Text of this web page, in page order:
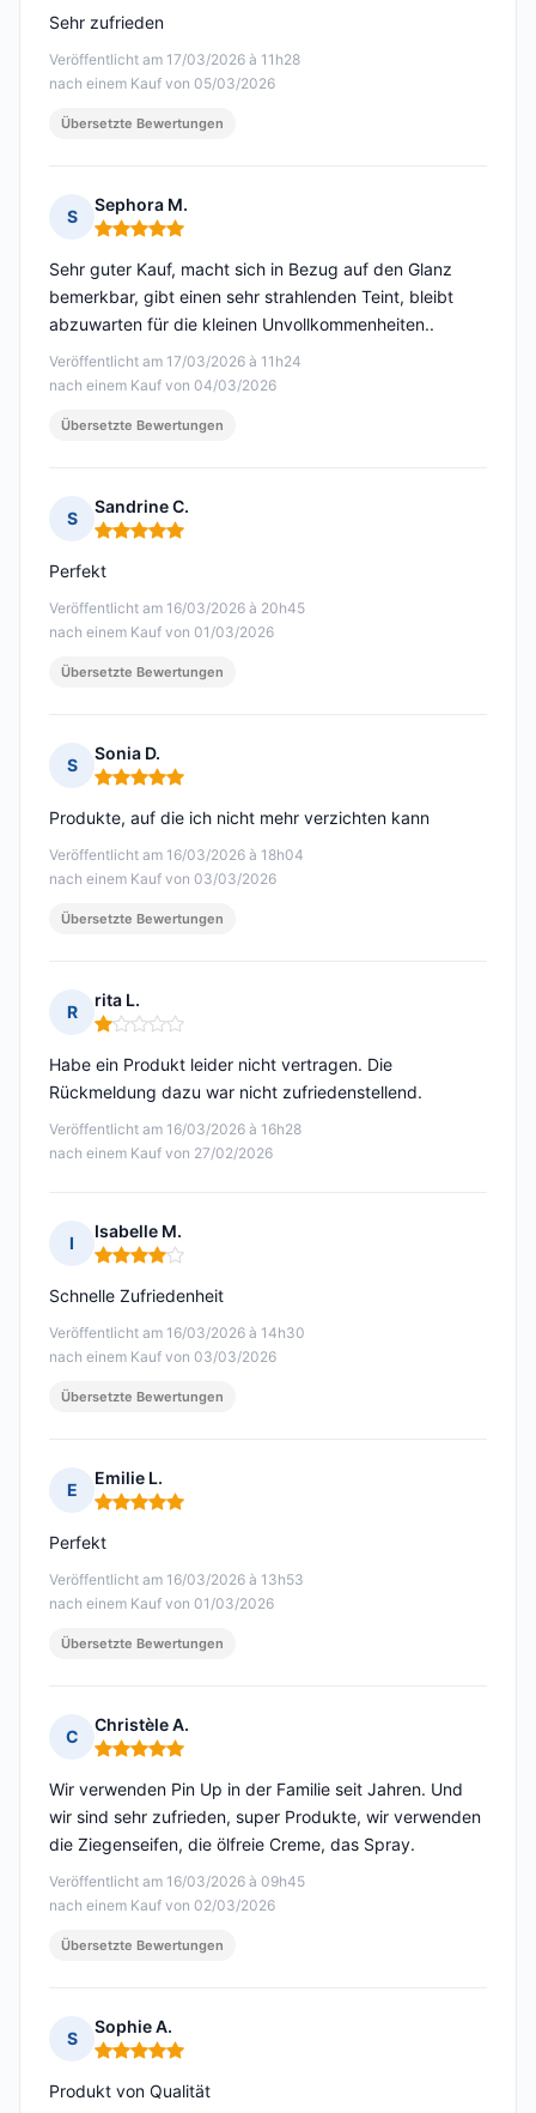
Veröffentlicht am 17/03/2026 à 11h28
nach einem Kauf von 05/03/2026
Sehr zufrieden
Übersetzte Bewertungen
S
Sephora M.
Hinweis: 5 von 5
Veröffentlicht am 17/03/2026 à 11h24
nach einem Kauf von 04/03/2026
Sehr guter Kauf, macht sich in Bezug auf den Glanz
bemerkbar, gibt einen sehr strahlenden Teint, bleibt
abzuwarten für die kleinen Unvollkommenheiten..
Übersetzte Bewertungen
S
Sandrine C.
Hinweis: 5 von 5
Veröffentlicht am 16/03/2026 à 20h45
nach einem Kauf von 01/03/2026
Perfekt
Übersetzte Bewertungen
S
Sonia D.
Hinweis: 5 von 5
Veröffentlicht am 16/03/2026 à 18h04
nach einem Kauf von 03/03/2026
Produkte, auf die ich nicht mehr verzichten kann
Übersetzte Bewertungen
R
rita L.
Hinweis: 1 von 5
Veröffentlicht am 16/03/2026 à 16h28
nach einem Kauf von 27/02/2026
Habe ein Produkt leider nicht vertragen. Die
Rückmeldung dazu war nicht zufriedenstellend.
I
Isabelle M.
Hinweis: 4 von 5
Veröffentlicht am 16/03/2026 à 14h30
nach einem Kauf von 03/03/2026
Schnelle Zufriedenheit
Übersetzte Bewertungen
E
Emilie L.
Hinweis: 5 von 5
Veröffentlicht am 16/03/2026 à 13h53
nach einem Kauf von 01/03/2026
Perfekt
Übersetzte Bewertungen
C
Christèle A.
Hinweis: 5 von 5
Veröffentlicht am 16/03/2026 à 09h45
nach einem Kauf von 02/03/2026
Wir verwenden Pin Up in der Familie seit Jahren. Und
wir sind sehr zufrieden, super Produkte, wir verwenden
die Ziegenseifen, die ölfreie Creme, das Spray.
Übersetzte Bewertungen
S
Sophie A.
Hinweis: 5 von 5
Produkt von Qualität